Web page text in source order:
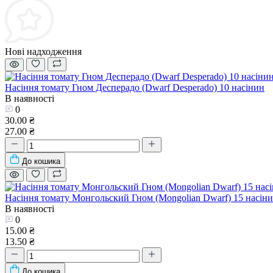
Нові надходження
Насіння томату Гном Десперадо (Dwarf Desperado) 10 насінин
В наявності
0
30.00 ₴
27.00 ₴
До кошика
Насіння томату Монгольский Гном (Mongolian Dwarf) 15
В наявності
0
15.00 ₴
13.50 ₴